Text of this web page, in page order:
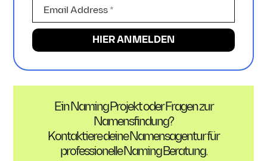
Ein Naming Projekt oder Fragen zur
Namensfindung?
Kontaktiere deine Namensagentur für
professionelle Naming Beratung.